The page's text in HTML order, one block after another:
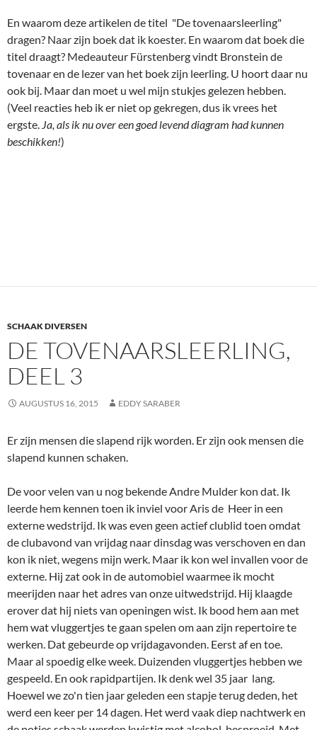
SCHAAK DIVERSEN
DE TOVENAARSLEERLING,
externe wedstrijd. Ik was even geen actief clublid toen omdat
de clubavond van vrijdag naar dinsdag was verschoven en dan
kon ik niet, wegens mijn werk. Maar ik kon wel invallen voor de
externe. Hij zat ook in de automobiel waarmee ik mocht
meerijden naar het adres van onze uitwedstrijd. Hij klaagde
werken. Dat gebeurde op vrijdagavonden. Eerst af en toe.
Maar al spoedig elke week. Duizenden vluggertjes hebben we
Hoewel we zo'n tien jaar geleden een stapje terug deden, het
de potjes schaak werden kwistig met alcohol besproeid. Met
Andre maakte ik enkele keren mee dat hij na zo'n lange
werkdag en werkweek, zo rond 24.00 uur, als hij even niet aan
zet was, begon te knikkebollen achter het bord, en zittend
wegdommelde. Ik deed dan mijn zet en gaf een extraharde klap
op de klok, waarna hij wakker schoot, dan even wat glazig naar
het bord keek, zijn zet deed, en weer wegzakte. Heel vaak zat ik
dan aan te kijken tegen een prima voortzetting, waar ik
helemaal niet blij mee was. Het was me snel duidelijk: Andre
schaakt slapend sterker dan wakend. En dat is in
overeenstemming met zijn principe dat je niet te veel moet
nadenken bij schaken, maar gewoon je intuïtie volgen.